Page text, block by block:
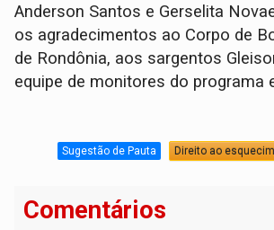
Anderson Santos e Gerselita
os agradecimentos ao Corpo de
de Rondônia, aos sargentos
equipe de monitores do programa
Sugestão de Pauta Direito ao
Comentários